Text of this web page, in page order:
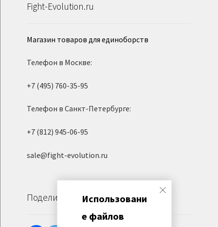
Fight-Evolution.ru
Магазин товаров для единоборств
Телефон в Москве:
+7 (495) 760-35-95
Телефон в Санкт-Петербурге:
+7 (812) 945-06-95
sale@fight-evolution.ru
Поделиться
Использовани
е файлов